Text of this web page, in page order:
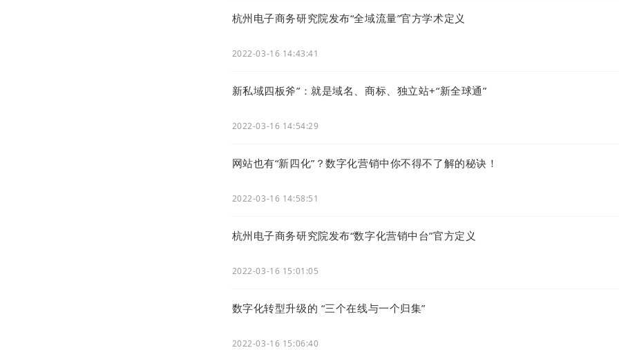
杭州电子商务研究院发布“全域流量”官方学术定义
2022-03-16 14:43:41
新私域四板斧”：就是域名、商标、独立站+“新全球通”
2022-03-16 14:54:29
网站也有“新四化”？数字化营销中你不得不了解的秘诀！
2022-03-16 14:58:51
杭州电子商务研究院发布“数字化营销中台”官方定义
2022-03-16 15:01:05
数字化转型升级的 “三个在线与一个归集”
2022-03-16 15:06:40